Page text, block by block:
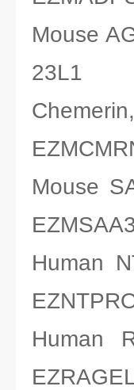
Mouse
23L1
Mouse
Human
Human